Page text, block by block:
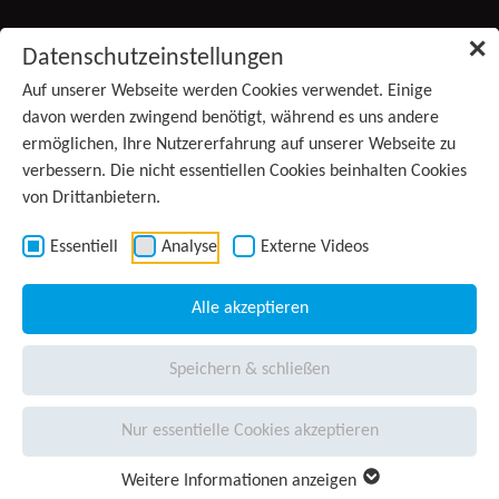
✕
Datenschutzeinstellungen
Auf unserer Webseite werden Cookies verwendet. Einige
davon werden zwingend benötigt, während es uns andere
ermöglichen, Ihre Nutzererfahrung auf unserer Webseite zu
verbessern. Die nicht essentiellen Cookies beinhalten Cookies
von Drittanbietern.
Essentiell Analyse Externe Videos
Alle akzeptieren
Speichern & schließen
Nur essentielle Cookies akzeptieren
Weitere Informationen anzeigen
Produkte
(aktiv)
Services
Unternehmen
Presse
Karriere